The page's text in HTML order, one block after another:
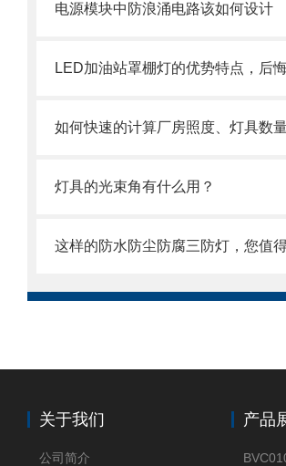
电源模块中防浪涌电路该如何设计
如何快速的计算厂房照度、灯具数
灯具的光束角有什么用？
关于我们
公司简介
产品